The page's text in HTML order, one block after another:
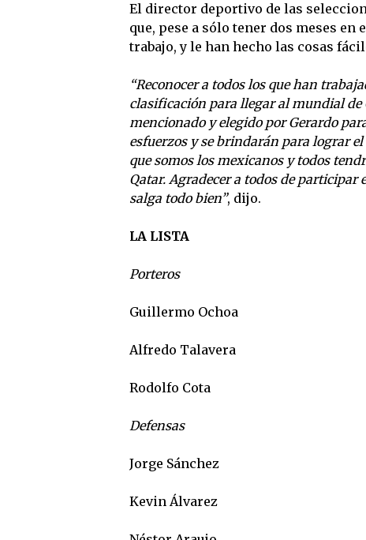
El director deportivo de las
que, pese a sólo tener dos meses
trabajo, y le han hecho las cosas
“Reconocer a todos los que han
clasificación para llegar al mundial de
mencionado y elegido por Gerardo
esfuerzos y se brindarán para lograr
que somos los mexicanos y todos
Qatar. Agradecer a todos de participar
salga todo bien”, dijo.
LA LISTA
Porteros
Guillermo Ochoa
Alfredo Talavera
Rodolfo Cota
Defensas
Jorge Sánchez
Kevin Álvarez